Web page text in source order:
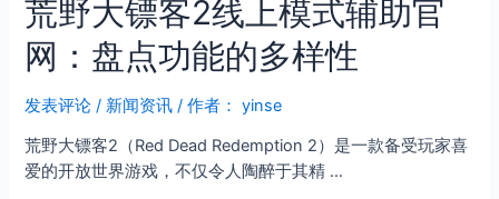
一
个
被
限
延
展
通
九
大
挑
|
荒
荒野大镖客2线上模式辅助官
网：盘点功能的多样性
发表评论 / 新闻资讯 / 作者： yinse
荒野大镖客2（Red Dead Redemption 2）是一款备受玩家喜
爱的开放世界游戏，不仅令人陶醉于其精 …